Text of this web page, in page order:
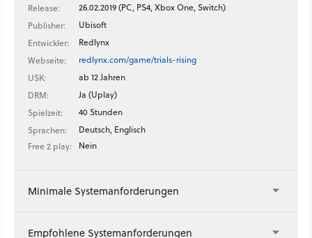
Release:
26.02.2019 (PC, PS4, Xbox One, Switch)
Publisher:
Ubisoft
Entwickler:
Redlynx
Webseite:
redlynx.com/game/trials-rising
USK:
ab 12 Jahren
DRM:
Ja (Uplay)
Spielzeit:
40 Stunden
Sprachen:
Deutsch, Englisch
Free 2 play:
Nein
Minimale Systemanforderungen
Empfohlene Systemanforderungen